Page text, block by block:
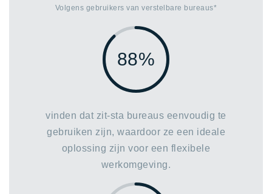
Volgens gebruikers van verstelbare bureaus*
88%
vinden dat zit-sta bureaus eenvoudig te
gebruiken zijn, waardoor ze een ideale
oplossing zijn voor een flexibele
werkomgeving.